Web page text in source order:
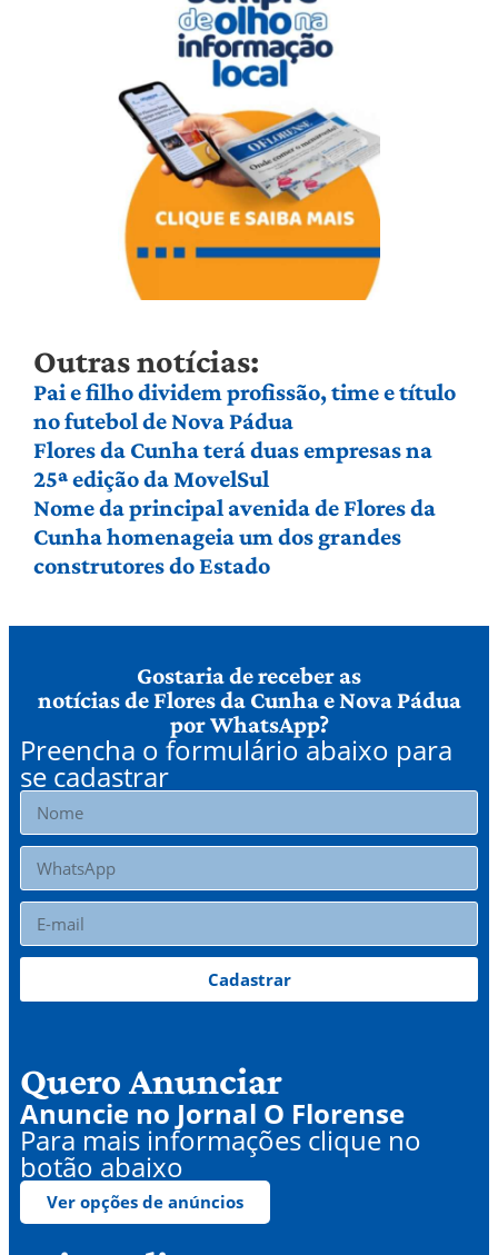
Outras notícias:
Pai e filho dividem profissão, time e título
no futebol de Nova Pádua
Flores da Cunha terá duas empresas na
25ª edição da MovelSul
Nome da principal avenida de Flores da
Cunha homenageia um dos grandes
construtores do Estado
Gostaria de receber as
notícias de Flores da Cunha e Nova Pádua
por WhatsApp?
Preencha o formulário abaixo para
se cadastrar
Cadastrar
Quero Anunciar
Anuncie no Jornal O Florense
Para mais informações clique no
botão abaixo
Ver opções de anúncios